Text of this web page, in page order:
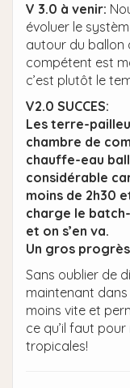
V 3.0 à venir:
évoluer le
autour du ballon
compétent est
c’est plutôt le
V2.0 SUCCES:
Les terre-
chambre de
chauffe-eau
considérable
moins de 2h30
charge le
et on s’en va.
Un gros
Sans oublier de
maintenant
moins vite et
ce qu’il faut
tropicales!